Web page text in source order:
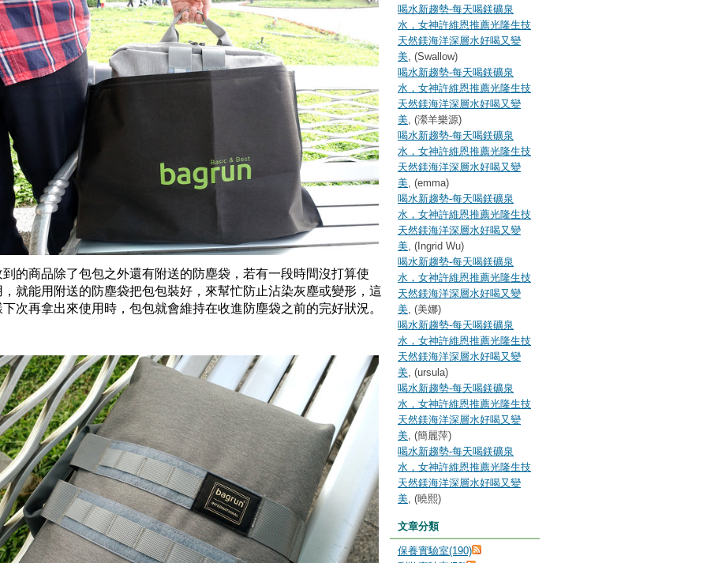
到的商品除了包包之外還有附送的防塵袋，若有一段時間沒打算使
，就能用附送的防塵袋把包包裝好，來幫忙防止沾染灰塵或變形，這
下次再拿出來使用時，包包就會維持在收進防塵袋之前的完好狀況。
喝水新趨勢-每天喝鎂礦泉
水，女神許維恩推薦光隆生技
天然鎂海洋深層水好喝又變
美, (Swallow)
喝水新趨勢-每天喝鎂礦泉
水，女神許維恩推薦光隆生技
天然鎂海洋深層水好喝又變
美, (瀠羊樂源)
喝水新趨勢-每天喝鎂礦泉
水，女神許維恩推薦光隆生技
天然鎂海洋深層水好喝又變
美, (emma)
喝水新趨勢-每天喝鎂礦泉
水，女神許維恩推薦光隆生技
天然鎂海洋深層水好喝又變
美, (Ingrid Wu)
喝水新趨勢-每天喝鎂礦泉
水，女神許維恩推薦光隆生技
天然鎂海洋深層水好喝又變
美, (美娜)
喝水新趨勢-每天喝鎂礦泉
水，女神許維恩推薦光隆生技
天然鎂海洋深層水好喝又變
美, (ursula)
喝水新趨勢-每天喝鎂礦泉
水，女神許維恩推薦光隆生技
天然鎂海洋深層水好喝又變
美, (簡麗萍)
喝水新趨勢-每天喝鎂礦泉
水，女神許維恩推薦光隆生技
天然鎂海洋深層水好喝又變
美, (曉熙)
文章分類
保養實驗室(190)